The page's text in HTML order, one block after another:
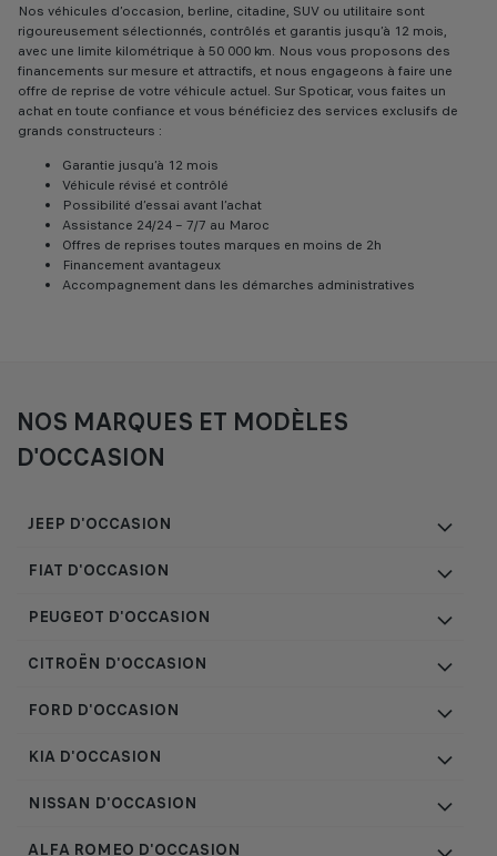
Nos véhicules d’occasion, berline, citadine, SUV ou utilitaire sont
rigoureusement sélectionnés, contrôlés et garantis jusqu’à 12 mois,
avec une limite kilométrique à 50 000 km. Nous vous proposons des
financements sur mesure et attractifs, et nous engageons à faire une
offre de reprise de votre véhicule actuel. Sur Spoticar, vous faites un
achat en toute confiance et vous bénéficiez des services exclusifs de
grands constructeurs :
Garantie jusqu’à 12 mois
Véhicule révisé et contrôlé
Possibilité d’essai avant l’achat
Assistance 24/24 – 7/7 au Maroc
Offres de reprises toutes marques en moins de 2h
Financement avantageux
Accompagnement dans les démarches administratives
NOS MARQUES ET MODÈLES
D'OCCASION
JEEP D'OCCASION
FIAT D'OCCASION
PEUGEOT D'OCCASION
CITROËN D'OCCASION
FORD D'OCCASION
KIA D'OCCASION
NISSAN D'OCCASION
ALFA ROMEO D'OCCASION